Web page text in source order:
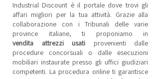
Industrial Discount è il portale dove trovi gli
affari migliori per la tua attività. Grazie alla
collaborazione con i Tribunali delle varie
province italiane, ti proponiamo in
vendita attrezzi usati provenienti dalle
procedure concorsuali o dalle esecuzioni
mobiliari instaurate presso gli uffici giudiziari
competenti. La procedura online ti garantisce